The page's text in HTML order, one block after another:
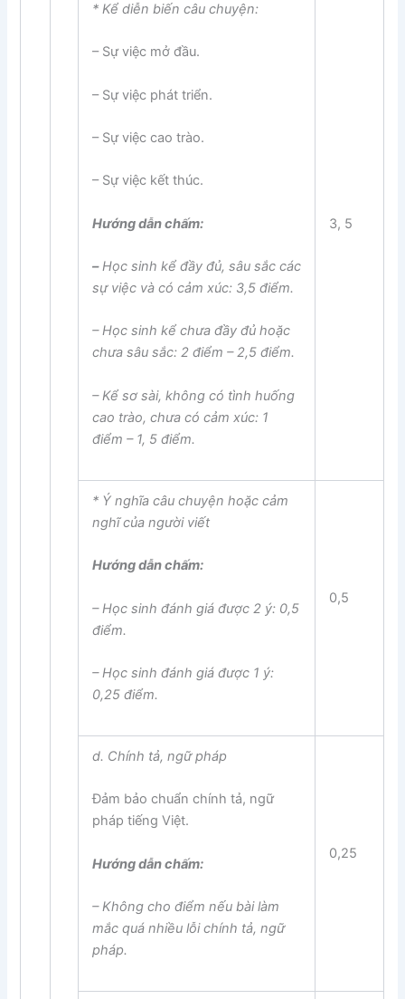
*Kể diễn biến câu chuyện:
– Sự việc mở đầu.
– Sự việc phát triển.
– Sự việc cao trào.
– Sự việc kết thúc.
Hướng dẫn chấm:
–Học sinhkể đầy đủ, sâu sắc các
sự việc và có cảm xúc: 3,5 điểm.
– Học sinhkểchưa đầy đủ hoặc
chưa sâu sắc:2điểm – 2,5 điểm.
–Kể sơ sài, không có tình huống
cao trào, chưacó cảm xúc: 1
điểm – 1, 5 điểm.
3, 5
* Ý nghĩa câu chuyện hoặc cảm
nghĩ của người viết
Hướng dẫn chấm:
– Học sinh đánh giá được 2 ý: 0,5
điểm.
– Học sinh đánh giá được 1 ý:
0,25 điểm.
0,5
d. Chính tả, ngữ pháp
Đảm bảo chuẩn chính tả, ngữ
pháp tiếng Việt.
Hướng dẫn chấm:
– Không cho điểm nếu bài làm
mắc quá nhiều lỗi chính tả, ngữ
pháp.
0,25